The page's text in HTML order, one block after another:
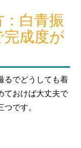
白青振
完成度が
るでどうしても着
ておけば大丈夫で
です。